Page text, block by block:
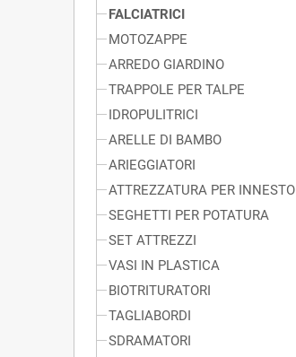
FALCIATRICI
MOTOZAPPE
ARREDO GIARDINO
TRAPPOLE PER TALPE
IDROPULITRICI
ARELLE DI BAMBO
ARIEGGIATORI
ATTREZZATURA PER INNESTO
SEGHETTI PER POTATURA
SET ATTREZZI
VASI IN PLASTICA
BIOTRITURATORI
TAGLIABORDI
SDRAMATORI